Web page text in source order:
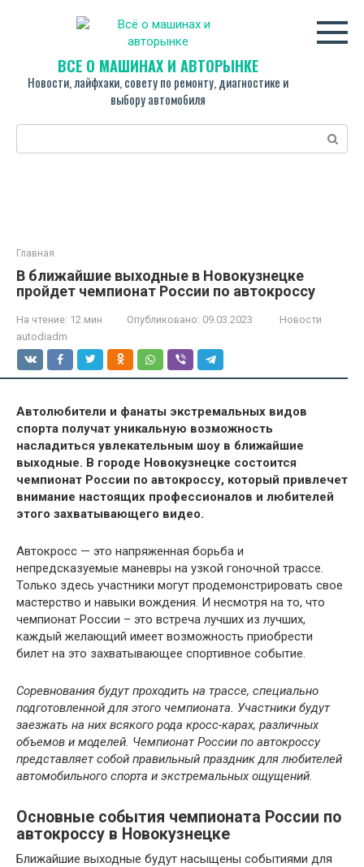
ВСЁ О МАШИНАХ И АВТОРЫНКЕ
Новости, лайфхаки, совету по ремонту, диагностике и
выбору автомобиля
Поиск:
Главная
В ближайшие выходные в Новокузнецке
пройдет чемпионат России по автокроссу
На чтение: 12 мин Опубликовано: 09.03.2023
Новости
autodiadm
Автолюбители и фанаты экстремальных видов
спорта получат уникальную возможность
насладиться увлекательным шоу в ближайшие
выходные. В городе Новокузнецке состоится
чемпионат России по автокроссу, который привлечет
внимание настоящих профессионалов и любителей
этого захватывающего видео.
Автокросс — это напряженная борьба и
непредсказуемые маневры на узкой гоночной трассе.
Только здесь участники могут продемонстрировать свое
мастерство и навыки вождения. И несмотря на то, что
чемпионат России – это встреча лучших из лучших,
каждый желающий имеет возможность приобрести
билет на это захватывающее спортивное событие.
Соревнования будут проходить на трассе, специально
подготовленной для этого чемпионата. Участники будут
заезжать на них всякого рода кросс-карах, различных
объемов и моделей. Чемпионат России по автокроссу
представляет собой правильный праздник для любителей
автомобильного спорта и экстремальных ощущений.
Основные события чемпионата России по
автокроссу в Новокузнецке
Ближайшие выходные будут насыщены событиями для